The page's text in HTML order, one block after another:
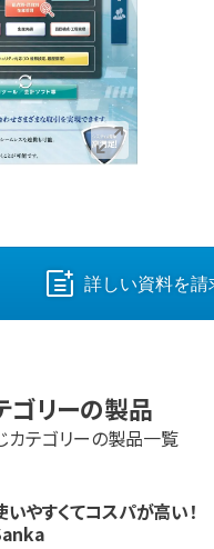
詳しい資料を請
ゴリーの製品
カテゴリーの製品一覧
いやすくてコスパが高い！